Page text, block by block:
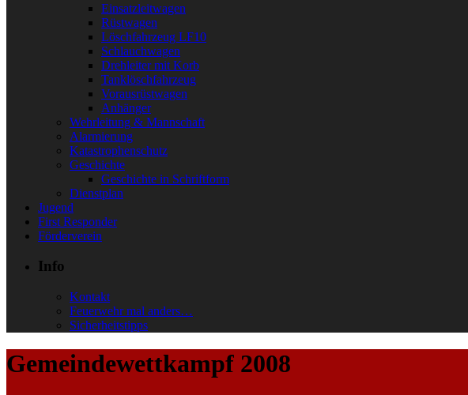
Einsatzleitwagen
Rüstwagen
Löschfahrzeug LF10
Schlauchwagen
Drehleiter mit Korb
Tanklöschfahrzeug
Vorausrüstwagen
Anhänger
Wehrleitung & Mannschaft
Alarmierung
Katastrophenschutz
Geschichte
Geschichte in Schriftform
Dienstplan
Jugend
First Responder
Förderverein
Info
Kontakt
Feuerwehr mal anders…
Sicherheitstipps
Gemeindewettkampf 2008